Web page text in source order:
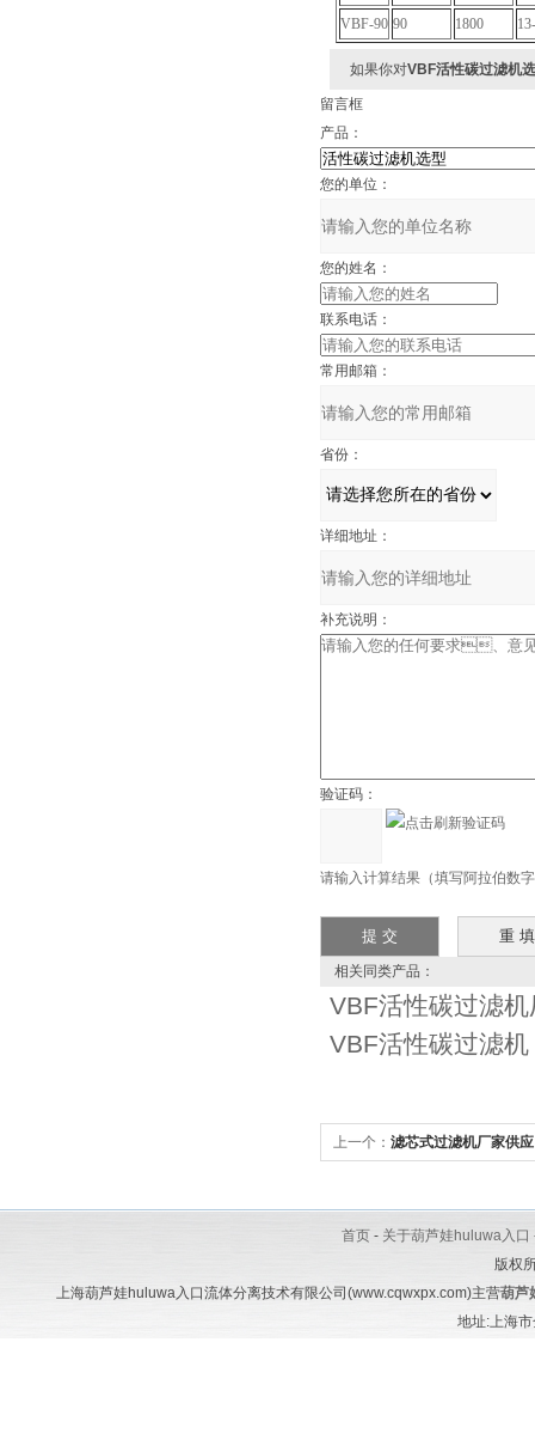
VBF-90 90 1800
如果你对VBF活性碳过滤机
留言框
产品：
您的单位：
您的姓名：
联系电话：
常用邮箱：
省份：
详细地址：
补充说明：
验证码：
请输入计算结果（填写阿拉伯数字）
相关同类产品：
VBF活性碳过滤机
VBF活性碳过滤机
上一个： 滤芯式过滤机厂家供应
首页 - 关于葫芦娃huluwa入口
版
上海葫芦娃huluwa入口流体分离技术有限公司(www.cqwxpx.com)主营葫芦
地址:上海